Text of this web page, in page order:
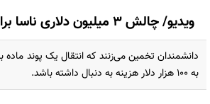
ویدیو/ چالش ۳ میلیون دلاری ناسا برای بازیافت در فضا
دانشمندان تخمین می‌زنند که انتقال یک پوند
به ۱۰۰ هزار دلار هزینه به دنبال داشته باشد.